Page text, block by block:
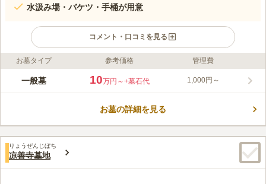
水汲み場・バケツ・手桶が用意
コメント・口コミを見る
ライフドット編集部のコメント
北栄町の山と田畑、閑静な住宅地に囲まれた場所にあります。
での間に、ホームセンター「コメリハード＆グリーン 北条店」
口コミ評価
この霊園はまだ誰からも評価されていません。
お墓タイプ 参考価格 管理費
一般墓 10万円～+墓石代 1,000円～
お墓の詳細を見る
りょうぜんじぼち
凉善寺墓地